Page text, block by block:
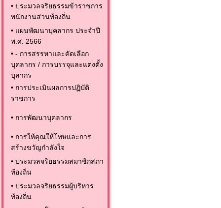
• ประมวลจริยธรรมข้าราชการ
พนักงานส่วนท้องถิ่น
• แผนพัฒนาบุคลากร ประจำปี
พ.ศ. 2566
• - การสรรหาและคัดเลือก
บุคลากร / การบรรจุและแต่งตั้ง
บุลากร
• การประเมินผลการปฏิบัติ
ราชการ
• การพัฒนาบุคลากร
• การให้คุณให้โทษและการ
สร้างขวัญกำลังใจ
• ประมวลจริยธรรมสมาชิกสภา
ท้องถิ่น
• ประมวลจริยธรรมผู้บริหาร
ท้องถิ่น